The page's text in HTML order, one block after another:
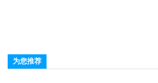
为您推荐